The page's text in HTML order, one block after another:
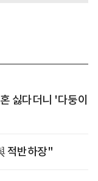
싫다더니 '다둥이
적반하장"